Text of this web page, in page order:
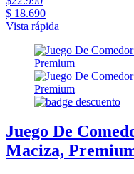
$ 18.690
Vista rápida
Juego De
Maciza,